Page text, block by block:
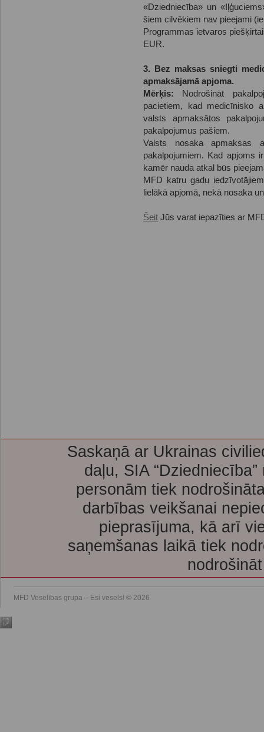
«Dziedniecība» un
šiem cilvēkiem nav pieejami
Programmas ietvaros
EUR.
3. Bez maksas sniegti
apmaksājamā apjoma.
Mērķis: Nodrošināt
pacietiem, kad medicīnisko
valsts apmaksātos
pakalpojumus pašiem.
Valsts nosaka apmaksas
pakalpojumiem. Kad apjoms
kamēr nauda atkal būs
MFD katru gadu
lielākā apjomā, nekā nosaka
Šeit Jūs varat iepazīties ar
Saskaņā ar Ukrainas
daļu, SIA
personām tiek
darbības veikšanai
pieprasījuma, kā arī
saņemšanas laikā tiek
MFD Veselības grupa – Esi vesels! © 2026